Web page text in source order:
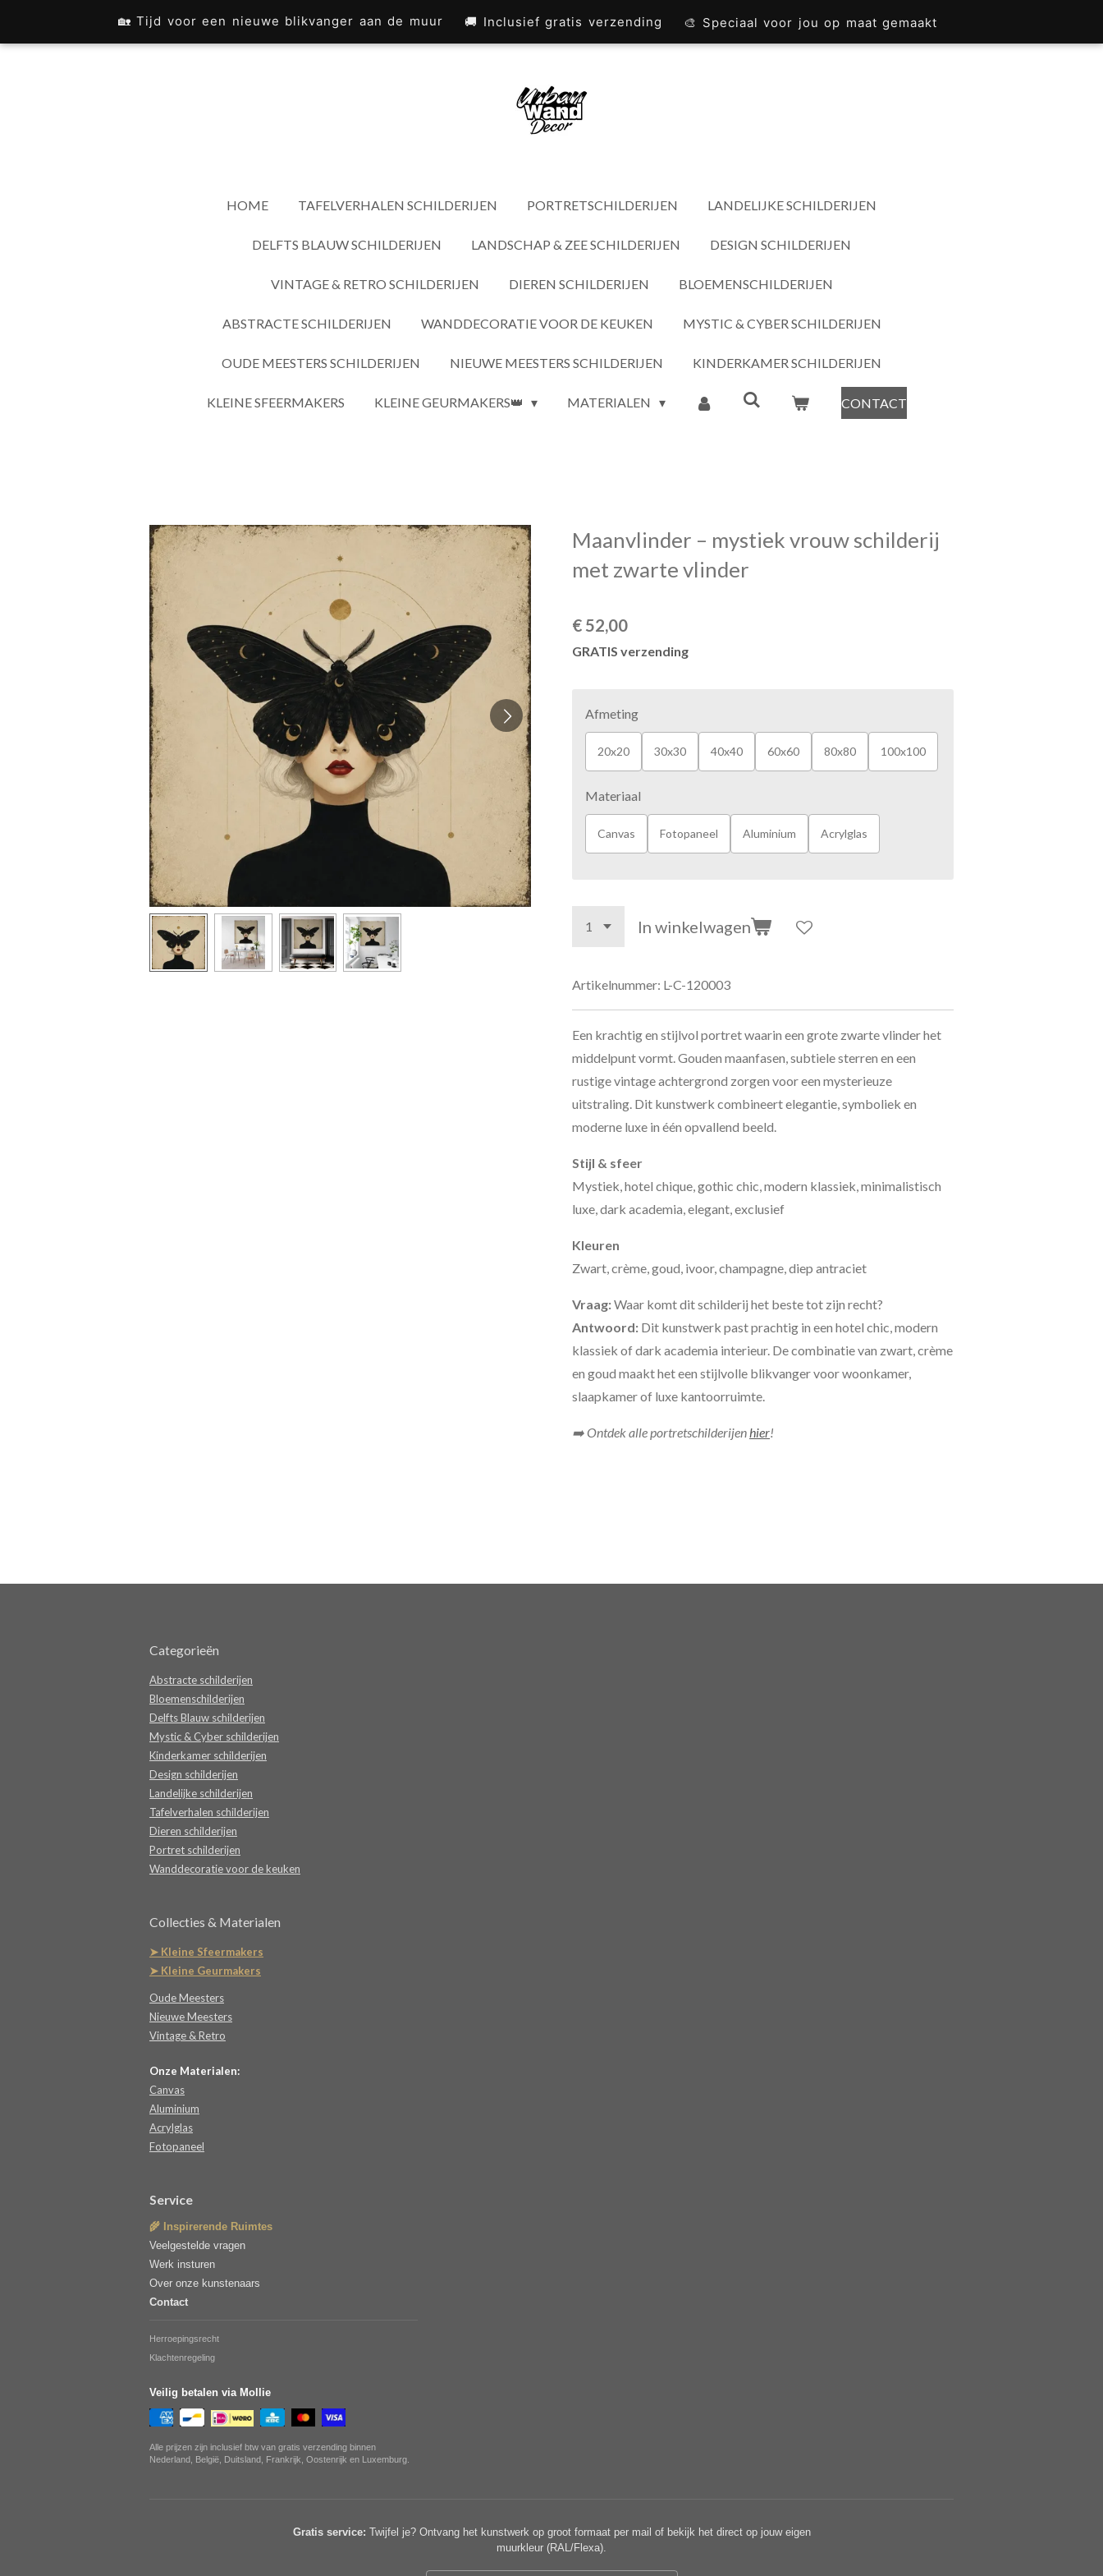
🏡 Tijd voor een nieuwe blikvanger aan de muur 🚚 Inclusief gratis verzending 🎨 Speciaal voor jou op maat gemaakt
direct
HOME TAFELVERHALEN SCHILDERIJEN PORTRETSCHILDERIJEN LANDELIJKE SCHILDERIJEN
DELFTS BLAUW SCHILDERIJEN LANDSCHAP & ZEE SCHILDERIJEN DESIGN SCHILDERIJEN
VINTAGE & RETRO SCHILDERIJEN DIEREN SCHILDERIJEN BLOEMENSCHILDERIJEN
ABSTRACTE SCHILDERIJEN WANDDECORATIE VOOR DE KEUKEN MYSTIC & CYBER SCHILDERIJEN
OUDE MEESTERS SCHILDERIJEN NIEUWE MEESTERS SCHILDERIJEN KINDERKAMER SCHILDERIJEN
KLEINE SFEERMAKERS KLEINE GEURMAKERS👑 MATERIALEN CONTACT
Maanvlinder – mystiek vrouw schilderij
met zwarte vlinder
€ 52,00
GRATIS verzending
Afmeting
20x20 30x30 40x40 60x60 80x80 100x100
Materiaal
Canvas Fotopaneel Aluminium Acrylglas
In winkelwagen
Artikelnummer: L-C-120003
Een krachtig en stijlvol portret waarin een grote zwarte vlinder het
middelpunt vormt. Gouden maanfasen, subtiele sterren en een
rustige vintage achtergrond zorgen voor een mysterieuze
uitstraling. Dit kunstwerk combineert elegantie, symboliek en
moderne luxe in één opvallend beeld.
Stijl & sfeer
Mystiek, hotel chique, gothic chic, modern klassiek, minimalistisch
luxe, dark academia, elegant, exclusief
Kleuren
Zwart, crème, goud, ivoor, champagne, diep antraciet
Vraag:Waar komt dit schilderij het beste tot zijn recht?
Antwoord: Dit kunstwerk past prachtig in een hotel chic, modern
klassiek of dark academia interieur. De combinatie van zwart, crème
en goud maakt het een stijlvolle blikvanger voor woonkamer,
slaapkamer of luxe kantoorruimte.
➡️ Ontdek alle portretschilderijen hier!
Categorieën
Abstracte schilderijen
Bloemenschilderijen
Delfts Blauw schilderijen
Mystic & Cyber schilderijen
Kinderkamer schilderijen
Design schilderijen
Landelijke schilderijen
Tafelverhalen schilderijen
Dieren schilderijen
Portret schilderijen
Wanddecoratie voor de keuken
Collecties & Materialen
➤ Kleine Sfeermakers
➤ Kleine Geurmakers
Oude Meesters
Nieuwe Meesters
Vintage & Retro
Onze Materialen:
Canvas
Aluminium
Acrylglas
Fotopaneel
Service
🌾 Inspirerende Ruimtes
Veelgestelde vragen
Werk insturen
Over onze kunstenaars
Contact
Herroepingsrecht
Klachtenregeling
Veilig betalen via Mollie
Alle prijzen zijn inclusief btw van gratis verzending binnen
Nederland, België, Duitsland, Frankrijk, Oostenrijk en Luxemburg.
Gratis service: Twijfel je? Ontvang het kunstwerk op groot formaat per mail of bekijk het direct op jouw eigen
muurkleur (RAL/Flexa).